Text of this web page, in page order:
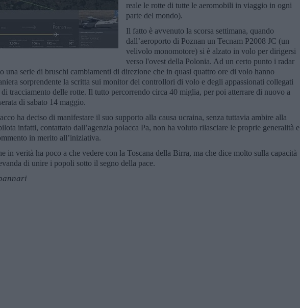
reale le rotte di tutte le aeromobili in viaggio in ogni
parte del mondo).
Il fatto è avvenuto la scorsa settimana, quando
dall’aeroporto di Poznan un Tecnam P2008 JC (un
velivolo monomotore) si è alzato in volo per dirigersi
verso l'ovest della Polonia. Ad un certo punto i radar
una serie di bruschi cambiamenti di direzione che in quasi quattro ore di volo hanno
sorprendente la scritta sui monitor dei controllori di volo e degli appassionati collegati
tracciamento delle rotte. Il tutto percorrendo circa 40 miglia, per poi atterrare di nuovo a
di sabato 14 maggio.
ha deciso di manifestare il suo supporto alla causa ucraina, senza tuttavia ambire alla
infatti, contattato dall’agenzia polacca Pa, non ha voluto rilasciare le proprie generalità e
in merito all’iniziativa.
in verità ha poco a che vedere con la Toscana della Birra, ma che dice molto sulla capacità
di unire i popoli sotto il segno della pace.